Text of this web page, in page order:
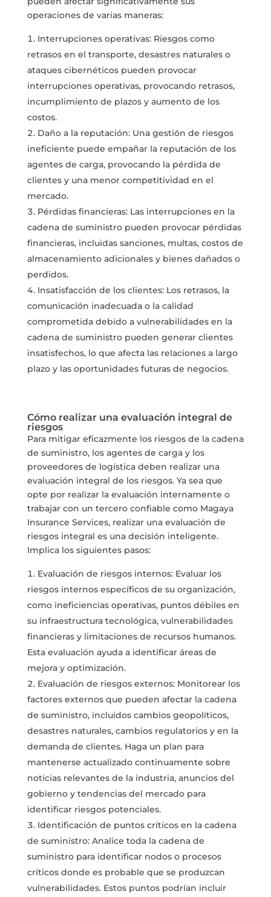
operaciones de varias maneras:
Interrupciones operativas: Riesgos como
retrasos en el transporte, desastres naturales o
ataques cibernéticos pueden provocar
interrupciones operativas, provocando retrasos,
incumplimiento de plazos y aumento de los
costos.
Daño a la reputación: Una gestión de riesgos
ineficiente puede empañar la reputación de los
agentes de carga, provocando la pérdida de
clientes y una menor competitividad en el
mercado.
Pérdidas financieras: Las interrupciones en la
cadena de suministro pueden provocar pérdidas
financieras, incluidas sanciones, multas, costos de
almacenamiento adicionales y bienes dañados o
perdidos.
Insatisfacción de los clientes: Los retrasos, la
comunicación inadecuada o la calidad
comprometida debido a vulnerabilidades en la
cadena de suministro pueden generar clientes
insatisfechos, lo que afecta las relaciones a largo
plazo y las oportunidades futuras de negocios.
Cómo realizar una evaluación integral de
riesgos
Para mitigar eficazmente los riesgos de la cadena
de suministro, los agentes de carga y los
proveedores de logística deben realizar una
evaluación integral de los riesgos. Ya sea que
opte por realizar la evaluación internamente o
trabajar con un tercero confiable como Magaya
Insurance Services, realizar una evaluación de
riesgos integral es una decisión inteligente.
Implica los siguientes pasos:
Evaluación de riesgos internos: Evaluar los
riesgos internos específicos de su organización,
como ineficiencias operativas, puntos débiles en
su infraestructura tecnológica, vulnerabilidades
financieras y limitaciones de recursos humanos.
Esta evaluación ayuda a identificar áreas de
mejora y optimización.
Evaluación de riesgos externos: Monitorear los
factores externos que pueden afectar la cadena
de suministro, incluidos cambios geopolíticos,
desastres naturales, cambios regulatorios y en la
demanda de clientes. Haga un plan para
mantenerse actualizado continuamente sobre
noticias relevantes de la industria, anuncios del
gobierno y tendencias del mercado para
identificar riesgos potenciales.
Identificación de puntos críticos en la cadena
de suministro: Analice toda la cadena de
suministro para identificar nodos o procesos
críticos donde es probable que se produzcan
vulnerabilidades. Estos puntos podrían incluir